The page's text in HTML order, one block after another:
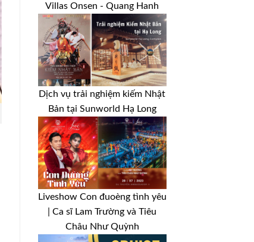
Villas Onsen - Quang Hanh
Dịch vụ trải nghiệm kiếm Nhật
Bản tại Sunworld Hạ Long
Liveshow Con đuoèng tình yêu
| Ca sĩ Lam Trường và Tiêu
Châu Như Quỳnh